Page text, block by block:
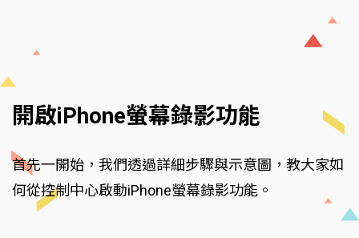
開啟iPhone螢幕錄影功能
首先一開始，我們透過詳細步驟與示意圖，教大家如
何從控制中心啟動iPhone螢幕錄影功能。